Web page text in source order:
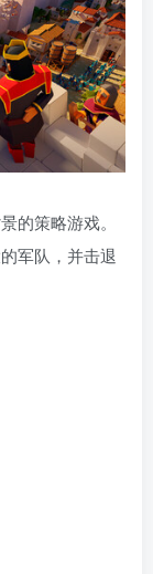
的策略游戏。
军队，并击退